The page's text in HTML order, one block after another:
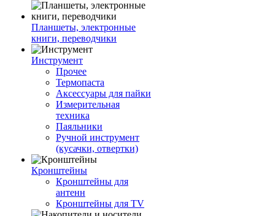
Планшеты, электронные
книги, переводчики
Инструмент
Прочее
Термопаста
Аксессуары для пайки
Измерительная
техника
Паяльники
Ручной инструмент
(кусачки, отвертки)
Кронштейны
Кронштейны для
антенн
Кронштейны для TV